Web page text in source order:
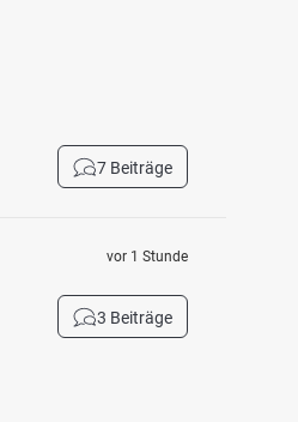
7 Beiträge
vor 1 Stunde
3 Beiträge